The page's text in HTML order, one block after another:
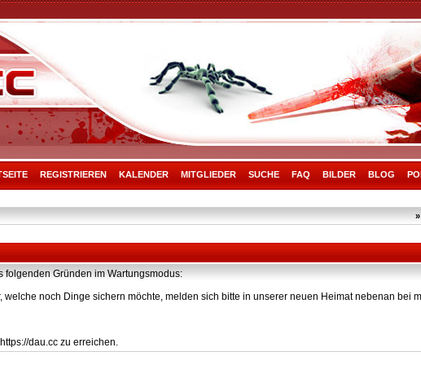
REGISTRIEREN KALENDER MITGLIEDER SUCHE FAQ BILDER BLOG
folgenden Gründen im Wartungsmodus:
welche noch Dinge sichern möchte, melden sich bitte in unserer neuen Heimat nebenan bei
dau.cc zu erreichen.